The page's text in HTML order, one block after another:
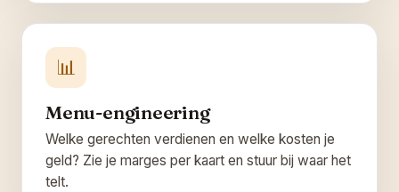
📊
Menu-engineering
Welke gerechten verdienen en welke kosten je
geld? Zie je marges per kaart en stuur bij waar het
telt.